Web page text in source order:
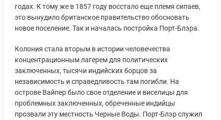
годах. К тому же в 1857 году восстало еще племя сипаев,
это вынудило британское правительство обосновать
новое поселение. Так и началась постройка Порт-Блэра.
Колония стала вторым в истории человечества
концентрационным лагерем для политических
заключенных, тысячи индийских борцов за
независимость и справедливость там погибли. На
острове Вайпер было свое отделение и виселицы для
проблемных заключенных, обреченные индийцы
прозвали эту местность Черные Воды. Порт-Блэр служил